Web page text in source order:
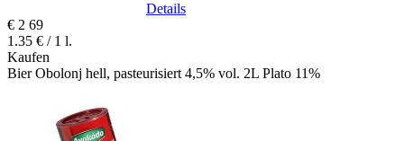
Details
€ 2 69
1.35 € / 1 l.
Kaufen
Bier Obolonj hell, pasteurisiert 4,5% vol. 2L Plato 11%